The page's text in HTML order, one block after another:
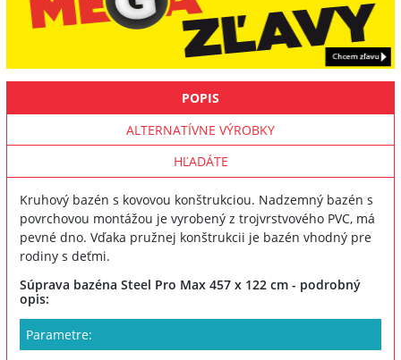
POPIS
ALTERNATÍVNE VÝROBKY
HĽADÁTE
Kruhový bazén s kovovou konštrukciou. Nadzemný bazén s
povrchovou montážou je vyrobený z trojvrstvového PVC, má
pevné dno. Vďaka pružnej konštrukcii je bazén vhodný pre
rodiny s deťmi.
Súprava bazéna Steel Pro Max 457 x 122 cm - podrobný
opis:
Parametre: